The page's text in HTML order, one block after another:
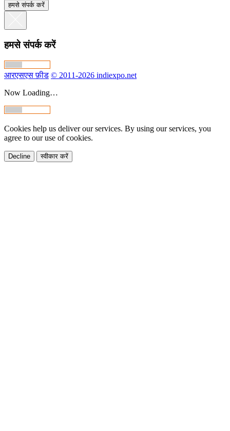
हमसे संपर्क करें
हमसे संपर्क करें
आरएसएस फ़ीड © 2011-2026 indiexpo.net
Now Loading…
Cookies help us deliver our services. By using our services, you
agree to our use of cookies.
Decline स्वीकार करें